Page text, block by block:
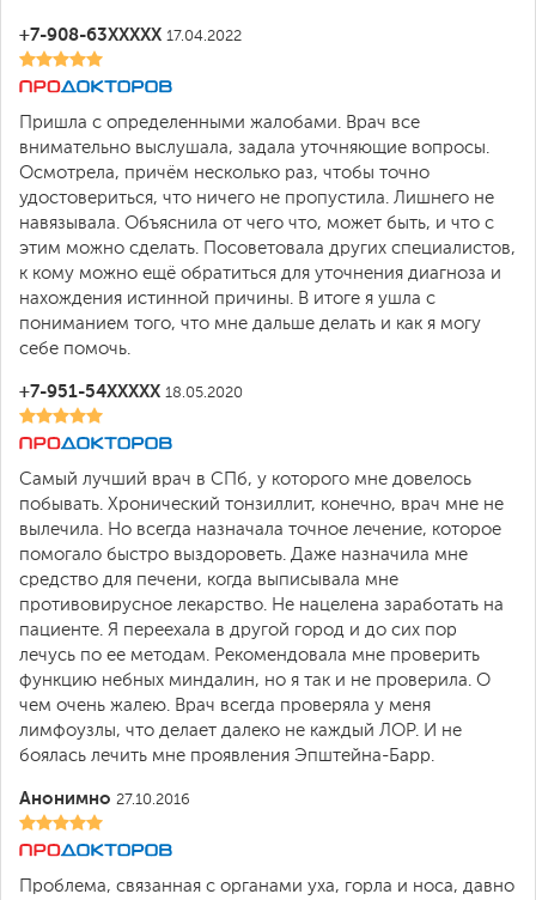
+7-908-63XXXXX 17.04.2022
Пришла с определенными жалобами. Врач все
внимательно выслушала, задала уточняющие вопросы.
Осмотрела, причём несколько раз, чтобы точно
удостовериться, что ничего не пропустила. Лишнего не
навязывала. Объяснила от чего что, может быть, и что с
этим можно сделать. Посоветовала других специалистов,
к кому можно ещё обратиться для уточнения диагноза и
нахождения истинной причины. В итоге я ушла с
пониманием того, что мне дальше делать и как я могу
себе помочь.
+7-951-54XXXXX 18.05.2020
Самый лучший врач в СПб, у которого мне довелось
побывать. Хронический тонзиллит, конечно, врач мне не
вылечила. Но всегда назначала точное лечение, которое
помогало быстро выздороветь. Даже назначила мне
средство для печени, когда выписывала мне
противовирусное лекарство. Не нацелена заработать на
пациенте. Я переехала в другой город и до сих пор
лечусь по ее методам. Рекомендовала мне проверить
функцию небных миндалин, но я так и не проверила. О
чем очень жалею. Врач всегда проверяла у меня
лимфоузлы, что делает далеко не каждый ЛОР. И не
боялась лечить мне проявления Эпштейна-Барр.
Анонимно 27.10.2016
Проблема, связанная с органами уха, горла и носа, давно